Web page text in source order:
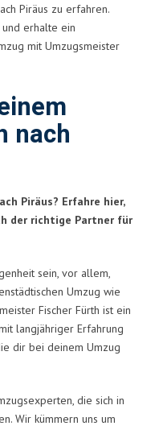
Piräus zu erfahren.
und erhalte ein
mit Umzugsmeister
nach
Piräus? Erfahre hier,
der richtige Partner für
sein, vor allem,
Umzug wie
Fischer Fürth ist ein
langjähriger Erfahrung
dir bei deinem Umzug
die sich in
Wir kümmern uns um